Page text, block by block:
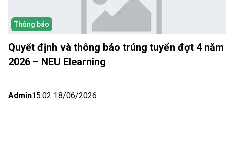
Thông báo
Quyết định và thông báo trúng tuyển đợt 4 năm
2026 – NEU Elearning
Admin15:02 18/06/2026